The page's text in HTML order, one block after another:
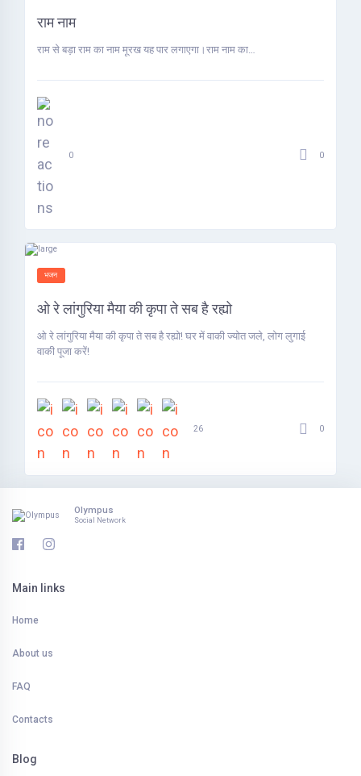
राम नाम
राम से बड़ा राम का नाम मूरख यह पार लगाएगा।राम नाम का…
0 0
भजन
ओ रे लांगुरिया मैया की कृपा ते सब है रह्यो
ओ रे लांगुरिया मैया की कृपा ते सब है रह्यो! घर में वाकी ज्योत जले, लोग लुगाई
वाकी पूजा करें!
26 0
Olympus
Social Network
Main links
Home
About us
FAQ
Contacts
Blog